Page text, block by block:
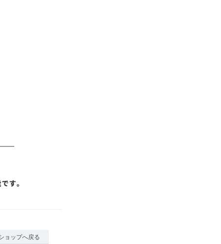
ョップへ戻る